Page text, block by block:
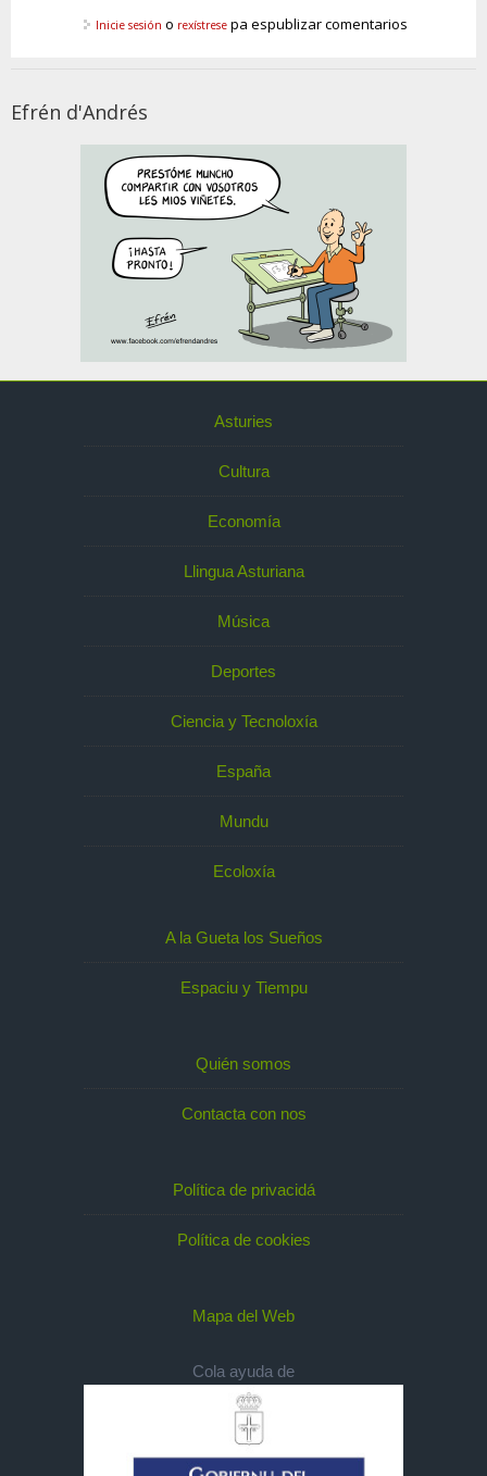
Inicie sesión o rexístrese pa espublizar comentarios
Efrén d'Andrés
Asturies
Cultura
Economía
Llingua Asturiana
Música
Deportes
Ciencia y Tecnoloxía
España
Mundu
Ecoloxía
A la Gueta los Sueños
Espaciu y Tiempu
Quién somos
Contacta con nos
Política de privacidá
Política de cookies
Mapa del Web
Cola ayuda de